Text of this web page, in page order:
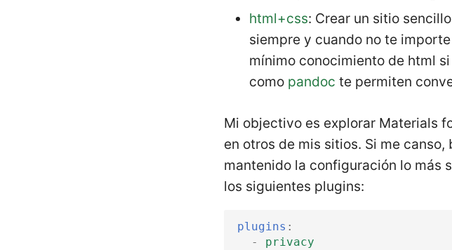
html+css: Crear un sitio
siempre y cuando no te
mínimo conocimiento de html
como pandoc te permiten
Mi objectivo es explorar Materials
en otros de mis sitios. Si me
mantenido la configuración lo más
los siguientes plugins:
plugins :
-
privacy